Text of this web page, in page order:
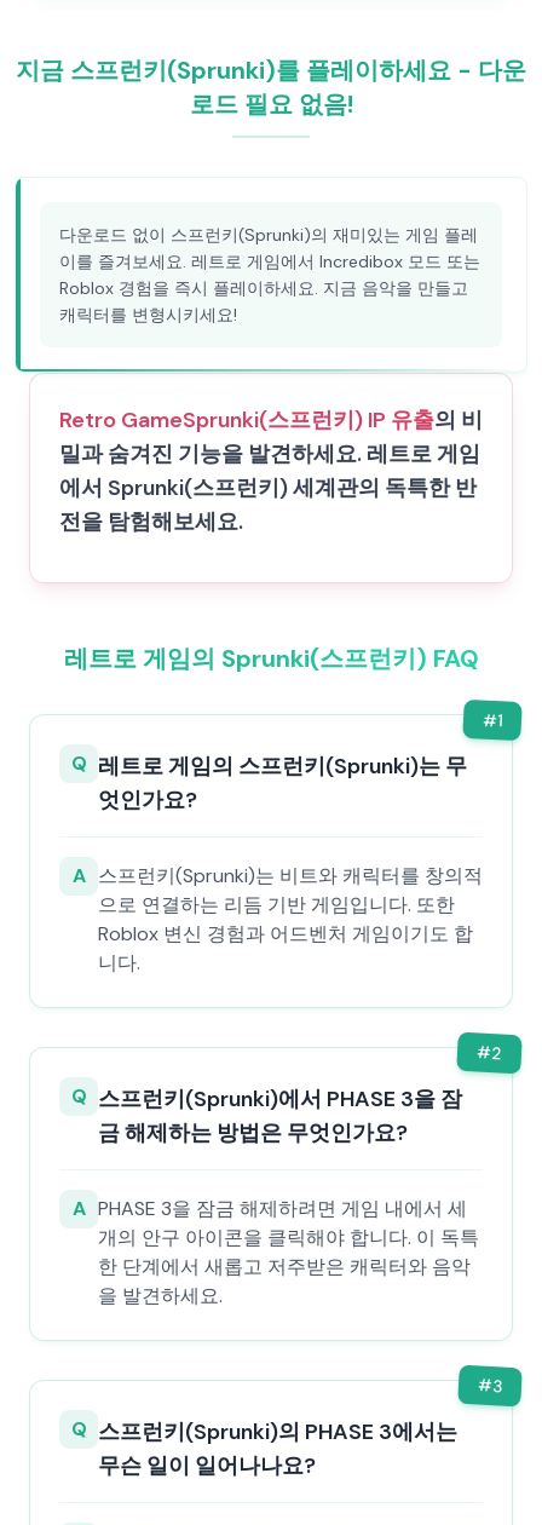
지금 스프런키(Sprunki)를 플레이하세요 - 다운
로드 필요 없음!
다운로드 없이 스프런키(Sprunki)의 재미있는 게임 플레
이를 즐겨보세요. 레트로 게임에서 Incredibox 모드 또는
Roblox 경험을 즉시 플레이하세요. 지금 음악을 만들고
캐릭터를 변형시키세요!
Retro GameSprunki(스프런키) IP 유출의 비
밀과 숨겨진 기능을 발견하세요. 레트로 게임
에서 Sprunki(스프런키) 세계관의 독특한 반
전을 탐험해보세요.
레트로 게임의 Sprunki(스프런키) FAQ
#1
Q 레트로 게임의 스프런키(Sprunki)는 무
엇인가요?
A 스프런키(Sprunki)는 비트와 캐릭터를 창의적
으로 연결하는 리듬 기반 게임입니다. 또한
Roblox 변신 경험과 어드벤처 게임이기도 합
니다.
#2
Q 스프런키(Sprunki)에서 PHASE 3을 잠
금 해제하는 방법은 무엇인가요?
A PHASE 3을 잠금 해제하려면 게임 내에서 세
개의 안구 아이콘을 클릭해야 합니다. 이 독특
한 단계에서 새롭고 저주받은 캐릭터와 음악
을 발견하세요.
#3
Q 스프런키(Sprunki)의 PHASE 3에서는
무슨 일이 일어나나요?